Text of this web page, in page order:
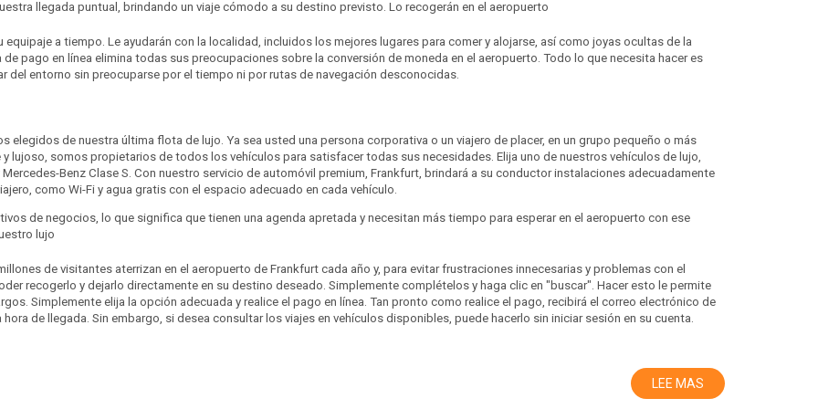
llegada puntual, brindando un viaje cómodo a su destino previsto. Lo recogerán en el aeropuerto
a tiempo. Le ayudarán con la localidad, incluidos los mejores lugares para comer y alojarse, así como joyas ocultas de la
pago en línea elimina todas sus preocupaciones sobre la conversión de moneda en el aeropuerto. Todo lo que necesita hacer es
del entorno sin preocuparse por el tiempo ni por rutas de navegación desconocidas.
elegidos de nuestra última flota de lujo. Ya sea usted una persona corporativa o un viajero de placer, en un grupo pequeño o más
lujoso, somos propietarios de todos los vehículos para satisfacer todas sus necesidades. Elija uno de nuestros vehículos de lujo,
Benz Clase S. Con nuestro servicio de automóvil premium, Frankfurt, brindará a su conductor instalaciones adecuadamente
como Wi-Fi y agua gratis con el espacio adecuado en cada vehículo.
de negocios, lo que significa que tienen una agenda apretada y necesitan más tiempo para esperar en el aeropuerto con ese
lujo
de visitantes aterrizan en el aeropuerto de Frankfurt cada año y, para evitar frustraciones innecesarias y problemas con el
recogerlo y dejarlo directamente en su destino deseado. Simplemente complételos y haga clic en "buscar". Hacer esto le permite
Simplemente elija la opción adecuada y realice el pago en línea. Tan pronto como realice el pago, recibirá el correo electrónico de
de llegada. Sin embargo, si desea consultar los viajes en vehículos disponibles, puede hacerlo sin iniciar sesión en su cuenta.
destino final lo antes posible después de aterrizar en el aeropuerto. Sabemos cómo hacer que su viaje sea más lujoso y relajante a los
LEE MAS